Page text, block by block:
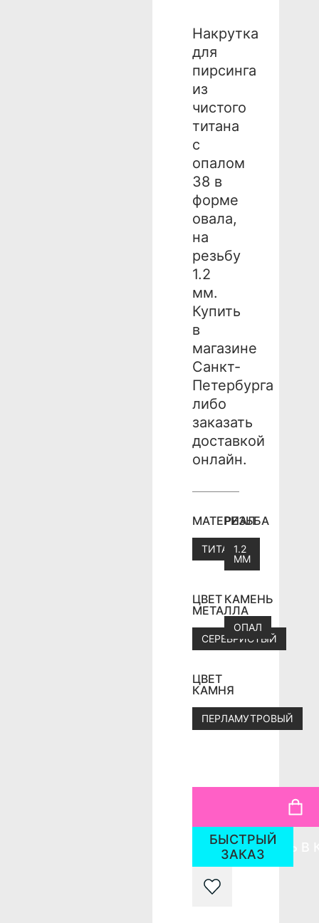
Накрутка
для
пирсинга
из
чистого
титана
с
опалом
38 в
форме
овала,
на
резьбу
1.2
мм.
Купить
в
магазине
Санкт-
Петербурга
либо
заказать
доставкой
онлайн.
МАТЕРИАЛ
ТИТАН
РЕЗЬБА
1.2
ММ
ЦВЕТ
МЕТАЛЛА
СЕРЕБРИСТЫЙ
КАМЕНЬ
ОПАЛ
ЦВЕТ
КАМНЯ
ПЕРЛАМУТРОВЫЙ
ДОБАВИТЬ В
БЫСТРЫЙ
ЗАКАЗ